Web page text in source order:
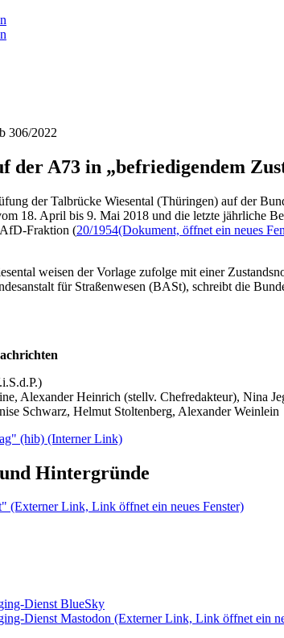
306/2022
der A73 in „befriedigendem
der Talbrücke Wiesental (Thüringen) auf der
18. April bis 9. Mai 2018 und die letzte jährliche
Fraktion (20/1954(Dokument, öffnet ein neues
weisen der Vorlage zufolge mit einer
für Straßenwesen (BASt), schreibt die
Alexander Heinrich (stellv. Chefredakteur), Nina
Schwarz, Helmut Stoltenberg, Alexander Weinlein
(hib) (Interner Link)
Hintergründe
(Externer Link, Link öffnet ein neues Fenster)
Dienst BlueSky
Dienst Mastodon (Externer Link, Link öffnet ein